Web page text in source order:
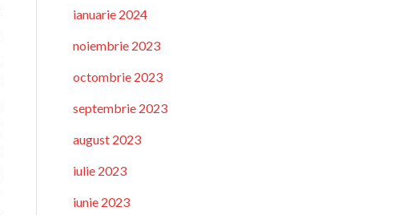
ianuarie 2024
noiembrie 2023
octombrie 2023
septembrie 2023
august 2023
iulie 2023
iunie 2023